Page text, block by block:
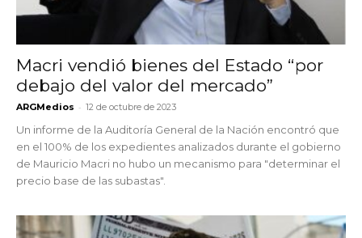
Macri vendió bienes del Estado “por
debajo del valor del mercado”
ARGMedios - 12 de octubre de 2023
Un informe de la Auditoría General de la Nación encontró que
en el 100% de los expedientes analizados durante el gobierno
de Mauricio Macri no hubo un mecanismo para "determinar el
precio base de las subastas".